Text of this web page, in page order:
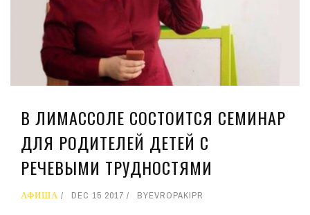
В ЛИМАССОЛЕ СОСТОИТСЯ СЕМИНАР
ДЛЯ РОДИТЕЛЕЙ ДЕТЕЙ С
РЕЧЕВЫМИ ТРУДНОСТЯМИ
АФИША DEC 15 2017 BYEVROPAKIPR